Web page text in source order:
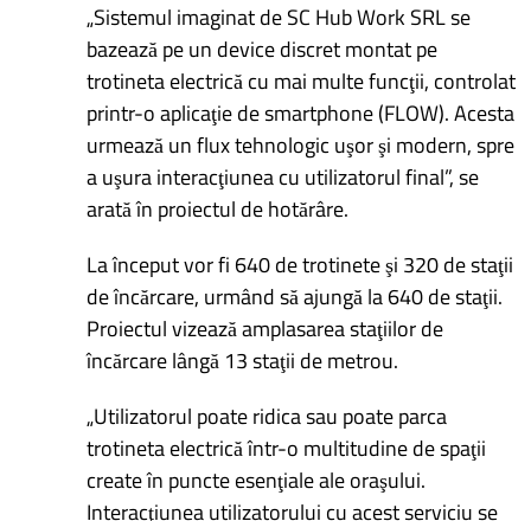
„Sistemul imaginat de SC Hub Work SRL se
bazează pe un device discret montat pe
trotineta electrică cu mai multe funcţii, controlat
printr-o aplicaţie de smartphone (FLOW). Acesta
urmează un flux tehnologic uşor şi modern, spre
a uşura interacţiunea cu utilizatorul final”, se
arată în proiectul de hotărâre.
La început vor fi 640 de trotinete şi 320 de staţii
de încărcare, urmând să ajungă la 640 de staţii.
Proiectul vizează amplasarea staţiilor de
încărcare lângă 13 staţii de metrou.
„Utilizatorul poate ridica sau poate parca
trotineta electrică într-o multitudine de spaţii
create în puncte esenţiale ale oraşului.
Interacţiunea utilizatorului cu acest serviciu se